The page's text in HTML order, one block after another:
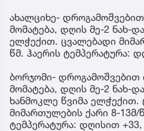
ახალციხე-
მომატება, დღის მე-2 ნახ-
ელჭექით. ცვალებადი
წმ. ჰაერის ტემპერატურა:
ბორჯომი- დროგამოშვებით
მომატება, დღის მე-2 ნახ-
ხანმოკლე წვიმა ელჭექით.
მიმართულების ქარი 8-13მ/
ტემპერატურა: დღისით +33,